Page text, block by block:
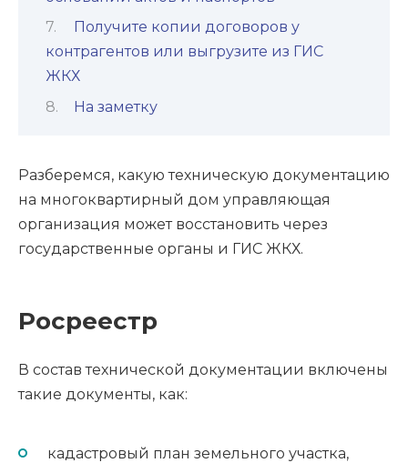
Получите копии договоров у
контрагентов или выгрузите из ГИС
ЖКХ
На заметку
Разберемся, какую техническую документацию
на многоквартирный дом управляющая
организация может восстановить через
государственные органы и ГИС ЖКХ.
Росреестр
В состав технической документации включены
такие документы, как:
кадастровый план земельного участка,